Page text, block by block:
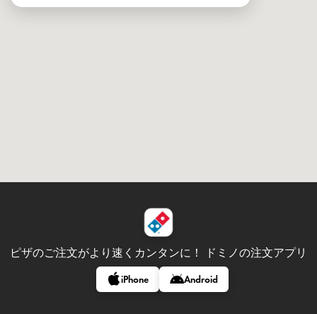
ピザのご注文がより速くカンタンに！ ドミノの注文アプリ
iPhone Android